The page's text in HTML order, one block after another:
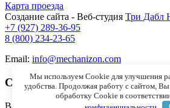
Карта проезда
Создание сайта - Веб-студия Три Дабл
+7 (927) 289-36-95
8 (800) 234-23-65
Email: info@mechanizon.com
Спасибо!
Ваше сообщение успешно отправлено!
Мы используем Cookie для улучшения
удобства. Продолжая работу с сайтом, Вы
обработку Cookie в